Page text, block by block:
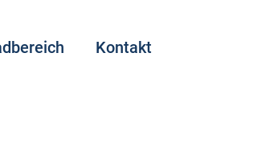
Kontakt